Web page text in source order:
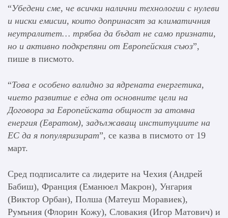
“Убедени сме, че всички налични технологии с нулеви
и ниски емисии, които допринасят за климатичния
неутралитет… трябва да бъдат не само признати,
но и активно подкрепяни от Европейския съюз”,
пише в писмото.
“Това е особено валидно за ядрената енергетика,
чието развитие е една от основните цели на
Договора за Европейската общност за атомна
енергия (Евратом), задължаващ институциите на
ЕС да я популяризират”, се казва в писмото от 19
март.
Сред подписалите са лидерите на Чехия (Андрей
Бабиш), Франция (Еманюел Макрон), Унгария
(Виктор Орбан), Полша (Матеуш Моравиек),
Румъния (Флорин Кожу), Словакия (Игор Матович) и